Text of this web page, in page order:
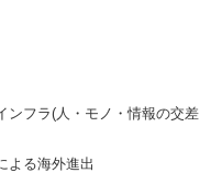
ンフラ(人・モノ・情報の交差
よる海外進出